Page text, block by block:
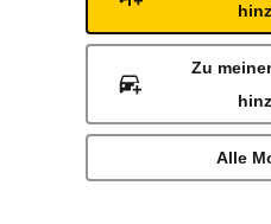
Zu
Alle